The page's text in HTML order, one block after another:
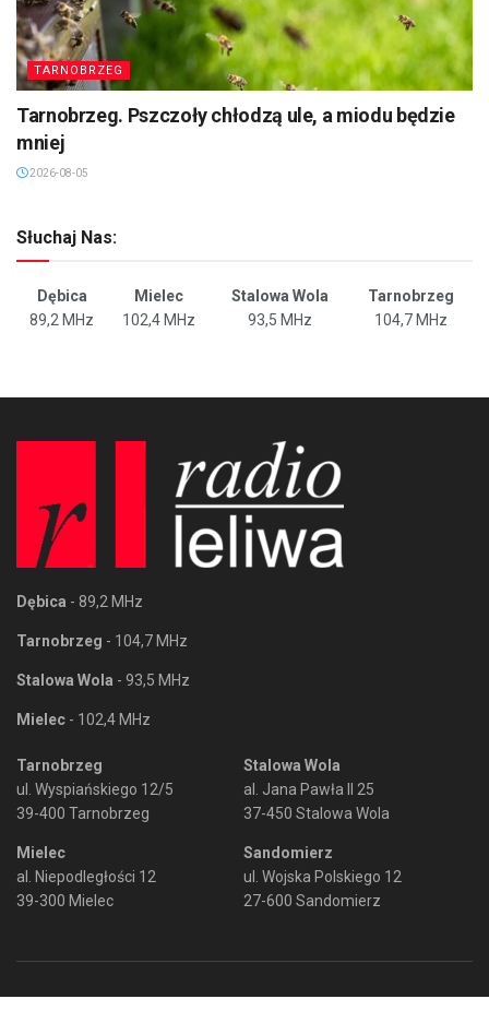
TARNOBRZEG
Tarnobrzeg. Pszczoły chłodzą ule, a miodu będzie
mniej
2026-08-05
Słuchaj Nas:
Dębica Mielec Stalowa Wola
Tarnobrzeg
89,2 MHz
102,4 MHz 93,5 MHz 104,7 MHz
Dębica - 89,2 MHz
Tarnobrzeg - 104,7 MHz
Stalowa Wola - 93,5 MHz
Mielec - 102,4 MHz
Tarnobrzeg
ul. Wyspiańskiego 12/5
39-400 Tarnobrzeg
Mielec
al. Niepodległości 12
39-300 Mielec
Stalowa Wola
al. Jana Pawła II 25
37-450 Stalowa Wola
Sandomierz
ul. Wojska Polskiego 12
27-600 Sandomierz